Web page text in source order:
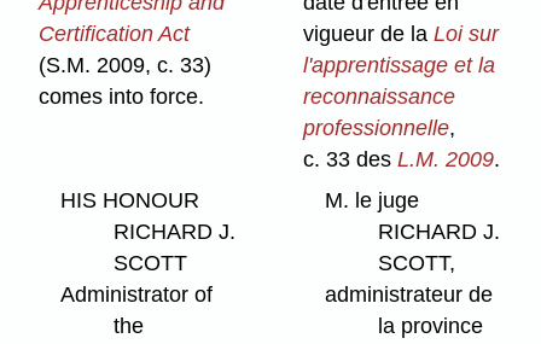
Certification Act
(S.M. 2009, c. 33)
comes into force.
vigueur de laLoi sur
l'apprentissage et la
reconnaissance
professionnelle,
c. 33 desL.M. 2009.
HIS HONOUR
RICHARD J.
SCOTT
Administrator of
the
M. le juge
RICHARD J.
SCOTT,
administrateur de
la province